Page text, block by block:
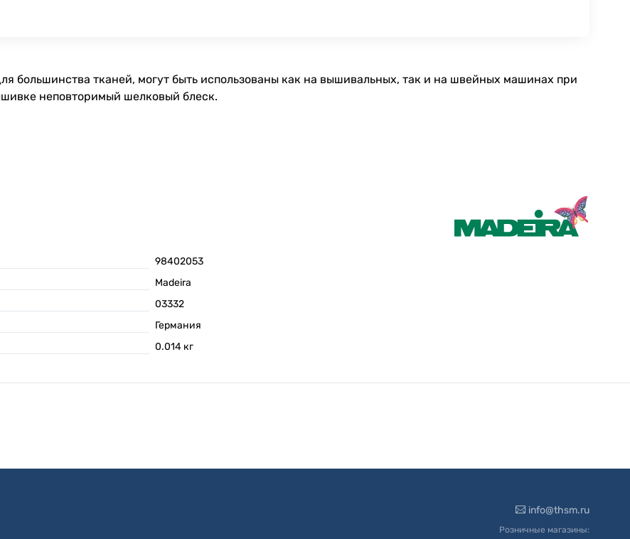
большинства тканей, могут быть использованы как на вышивальных, так и на швейных машинах при
неповторимый шелковый блеск.
98402053
Madeira
03332
Германия
0.014 кг
info@thsm.ru
Розничные магазины: